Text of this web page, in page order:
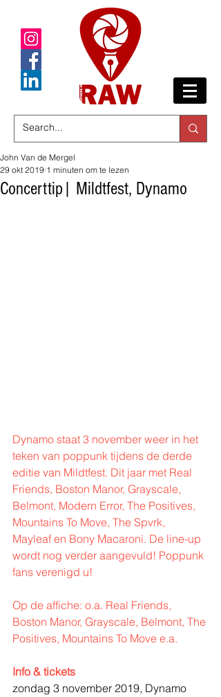
Concerttip| Mildtfest, Dynamo
John Van de Mergel
29 okt 2019 1 minuten om te lezen
Dynamo staat 3 november weer in het
teken van poppunk tijdens de derde
editie van Mildtfest. Dit jaar met Real
Friends, Boston Manor, Grayscale,
Belmont, Modern Error, The Positives,
Mountains To Move, The Spvrk,
Mayleaf en Bony Macaroni. De line-up
wordt nog verder aangevuld! Poppunk
fans verenigd u!
Op de affiche: o.a. Real Friends,
Boston Manor, Grayscale, Belmont, The
Positives, Mountains To Move e.a.
Info & tickets
zondag 3 november 2019, Dynamo